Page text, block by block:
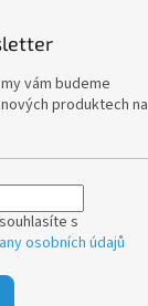
vám budeme
produktech na
s
osobních údajů